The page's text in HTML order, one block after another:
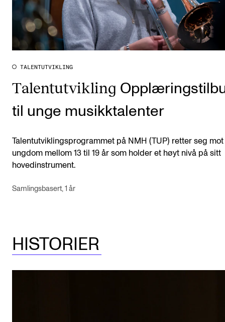
TALENTUTVIKLING
Talentutvikling
til unge musikktalenter
Talentutviklingsprogrammet på NMH (TUP) retter seg mot
ungdom mellom 13 til 19 år som holder et høyt nivå på sitt
hovedinstrument.
Samlingsbasert, 1 år
HISTORIER